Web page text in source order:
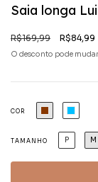
Saia longa
R$169,99 R$84,99
O desconto pode
COR
TAMANHO P M